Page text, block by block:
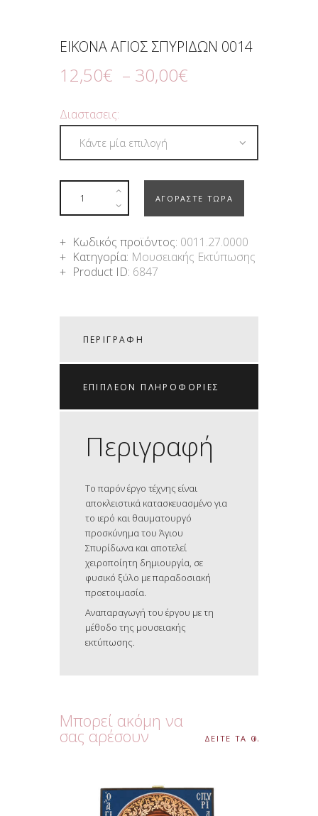
ΕΙΚΟΝΑ ΑΓΙΟΣ ΣΠΥΡΙΔΩΝ 0014
12,50€ – 30,00€
Διαστασεις:
ΑΓΟΡΑΣΤΕ ΤΩΡΑ
Κωδικός προϊόντος: 0011.27.0000
Κατηγορία: Μουσειακής Εκτύπωσης
Product ID: 6847
ΠΕΡΙΓΡΑΦΉ
ΕΠΙΠΛΈΟΝ ΠΛΗΡΟΦΟΡΊΕΣ
Περιγραφή
Το παρόν έργο τέχνης είναι
αποκλειστικά κατασκευασμένο για
το ιερό και θαυματουργό
προσκύνημα του Άγιου
Σπυρίδωνα και αποτελεί
χειροποίητη δημιουργία, σε
φυσικό ξύλο με παραδοσιακή
προετοιμασία.
Αναπαραγωγή του έργου με τη
μέθοδο της μουσειακής
εκτύπωσης.
Μπορεί ακόμη να
σας αρέσουν ΔΕΙΤΕ ΤΑ ΟΛΑ